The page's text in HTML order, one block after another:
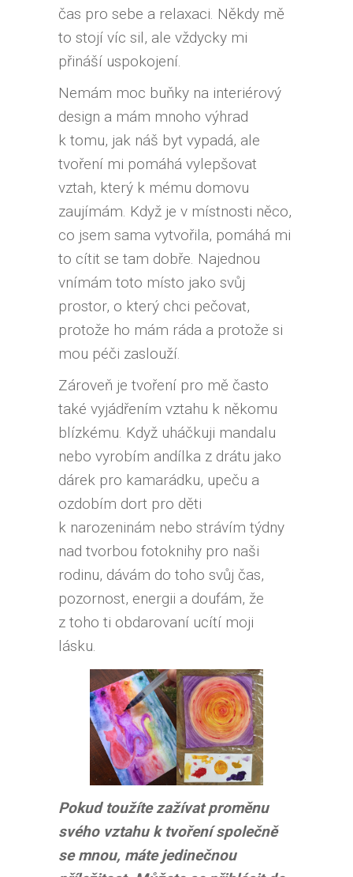
čas pro sebe a relaxaci. Někdy mě
to stojí víc sil, ale vždycky mi
přináší uspokojení.
Nemám moc buňky na interiérový
design a mám mnoho výhrad
k tomu, jak náš byt vypadá, ale
tvoření mi pomáhá vylepšovat
vztah, který k mému domovu
zaujímám. Když je v místnosti něco,
co jsem sama vytvořila, pomáhá mi
to cítit se tam dobře. Najednou
vnímám toto místo jako svůj
prostor, o který chci pečovat,
protože ho mám ráda a protože si
mou péči zaslouží.
Zároveň je tvoření pro mě často
také vyjádřením vztahu k někomu
blízkému. Když uháčkuji mandalu
nebo vyrobím andílka z drátu jako
dárek pro kamarádku, upeču a
ozdobím dort pro děti
k narozeninám nebo strávím týdny
nad tvorbou fotoknihy pro naši
rodinu, dávám do toho svůj čas,
pozornost, energii a doufám, že
z toho ti obdarovaní ucítí moji
lásku.
Pokud toužíte zažívat proměnu
svého vztahu k tvoření společně
se mnou, máte jedinečnou